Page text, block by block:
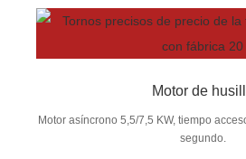
Motor de
Motor asíncrono 5,5/7,5 KW, tiempo
segundo.